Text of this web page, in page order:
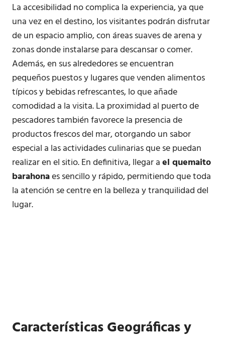
La accesibilidad no complica la experiencia, ya que
una vez en el destino, los visitantes podrán disfrutar
de un espacio amplio, con áreas suaves de arena y
zonas donde instalarse para descansar o comer.
Además, en sus alrededores se encuentran
pequeños puestos y lugares que venden alimentos
típicos y bebidas refrescantes, lo que añade
comodidad a la visita. La proximidad al puerto de
pescadores también favorece la presencia de
productos frescos del mar, otorgando un sabor
especial a las actividades culinarias que se puedan
realizar en el sitio. En definitiva, llegar ael quemaito
barahonaes sencillo y rápido, permitiendo que toda
la atención se centre en la belleza y tranquilidad del
lugar.
Características Geográficas y